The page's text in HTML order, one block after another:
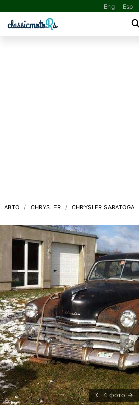
Eng Esp
АВТО CHRYSLER CHRYSLER SARATOGA
4 фото